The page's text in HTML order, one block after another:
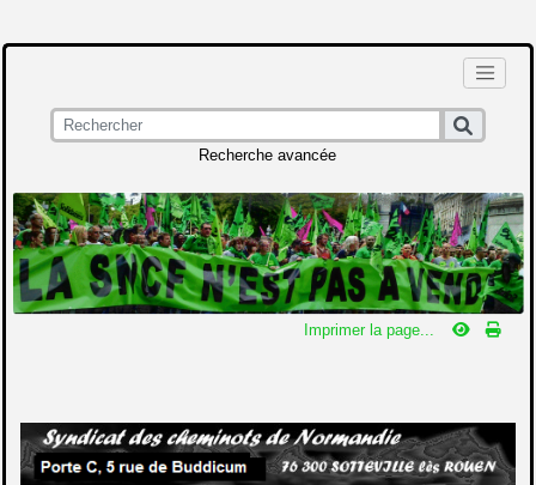
Recherche avancée
Imprimer la page...